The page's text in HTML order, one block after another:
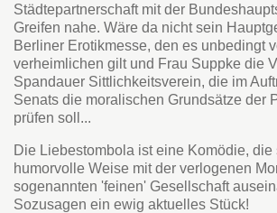
Städtepartnerschaft mit der
Greifen nahe. Wäre da nicht sein
Berliner Erotikmesse, den es unbedingt
verheimlichen gilt und Frau Suppke die
Spandauer Sittlichkeitsverein, die im
Senats die moralischen Grundsätze der
prüfen soll...
Die Liebestombola ist eine Komödie, die
humorvolle Weise mit der verlogenen
sogenannten 'feinen' Gesellschaft
Sozusagen ein ewig aktuelles Stück!